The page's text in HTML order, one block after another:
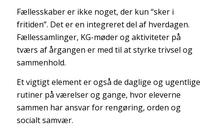
Fællesskaber er ikke noget, der kun “sker i
fritiden”. Det er en integreret del af hverdagen.
Fællessamlinger, KG-møder og aktiviteter på
tværs af årgangen er med til at styrke trivsel og
sammenhold.
Et vigtigt element er også de daglige og ugentlige
rutiner på værelser og gange, hvor eleverne
sammen har ansvar for rengøring, orden og
socialt samvær.